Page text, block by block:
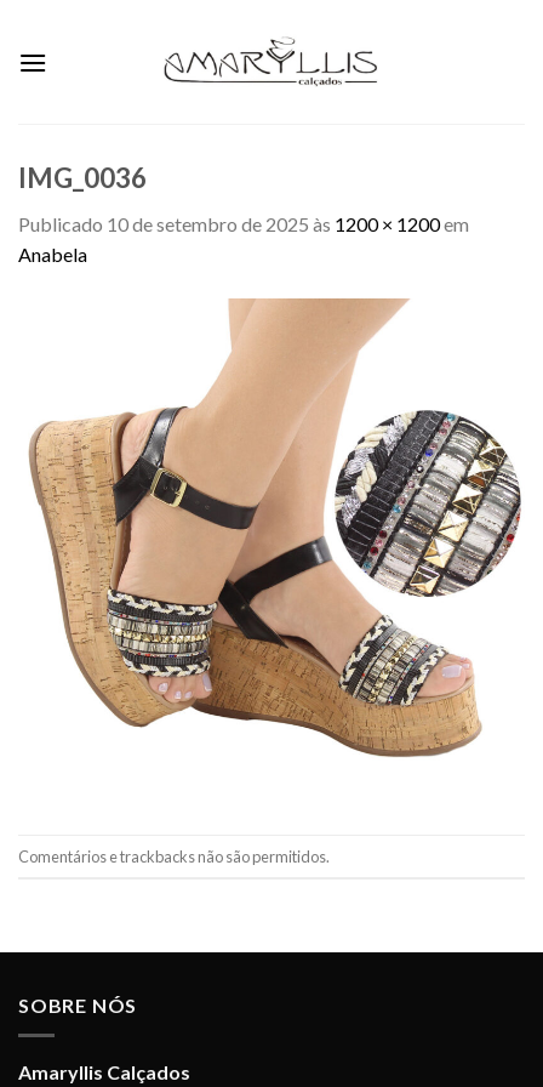
content
IMG_0036
Publicado 10 de setembro de 2025 às 1200 × 1200em
Anabela
Comentários e trackbacks não são permitidos.
SOBRE NÓS
Amaryllis Calçados